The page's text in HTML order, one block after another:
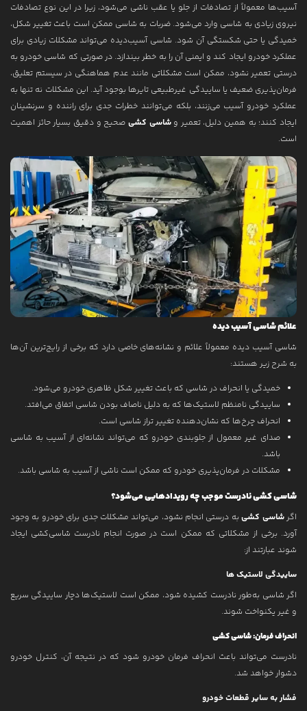
آسیب‌ها معمولاً از تصادفات از جلو یا عقب ناشی می‌شود، زیرا در این نوع تصادفات
نیروی زیادی به شاسی وارد می‌شود. ضربات به شاسی ممکن است باعث تغییر شکل،
خمیدگی یا حتی شکستگی آن شود. شاسی آسیب‌دیده می‌تواند مشکلات زیادی برای
عملکرد خودرو ایجاد کند و ایمنی آن را به خطر بیندازد. در صورتی که شاسی خودرو به
درستی تعمیر نشود، ممکن است مشکلاتی مانند عدم هماهنگی در سیستم تعلیق،
فرمان‌پذیری ضعیف یا ساییدگی غیرطبیعی تایرها بوجود آید. این مشکلات نه تنها به
عملکرد خودرو آسیب می‌زنند، بلکه می‌توانند خطرات جدی برای راننده و سرنشینان
ایجاد کنند؛ به همین دلیل، تعمیر وشاسی کشی صحیح و دقیق بسیار حائز اهمیت
است.
علائم شاسی آسیب دیده
شاسی آسیب دیده معمولاً علائم و نشانه‌های خاصی دارد که برخی از رایج‌ترین آن‌ها
به شرح زیر هستند:
خمیدگی یا انحراف در شاسی که باعث تغییر شکل ظاهری خودرو می‌شود.
ساییدگی نامنظم لاستیک‌ها که به دلیل ناصاف بودن شاسی اتفاق می‌افتد.
انحراف چرخ‌ها که نشان‌دهنده تغییر تراز شاسی است.
صدای غیر معمول از جلوبندی خودرو که می‌تواند نشانه‌ای از آسیب به شاسی
باشد.
مشکلات در فرمان‌پذیری خودرو که ممکن است ناشی از آسیب به شاسی باشد.
شاسی کشی نادرست موجب چه رویدادهایی می‌شود؟
اگرشاسی کشیبه درستی انجام نشود، می‌تواند مشکلات جدی برای خودرو به وجود
آورد. برخی از مشکلاتی که ممکن است در صورت انجام نادرست شاسی‌کشی ایجاد
شوند عبارتند از:
ساییدگی لاستیک ها
اگر شاسی به‌طور نادرست کشیده شود، ممکن است لاستیک‌ها دچار ساییدگی سریع
و غیر یکنواخت شوند.
انحراف فرمان: شاسی کشی
نادرست می‌تواند باعث انحراف فرمان خودرو شود که در نتیجه آن، کنترل خودرو
دشوار خواهد شد.
فشار به سایر قطعات خودرو